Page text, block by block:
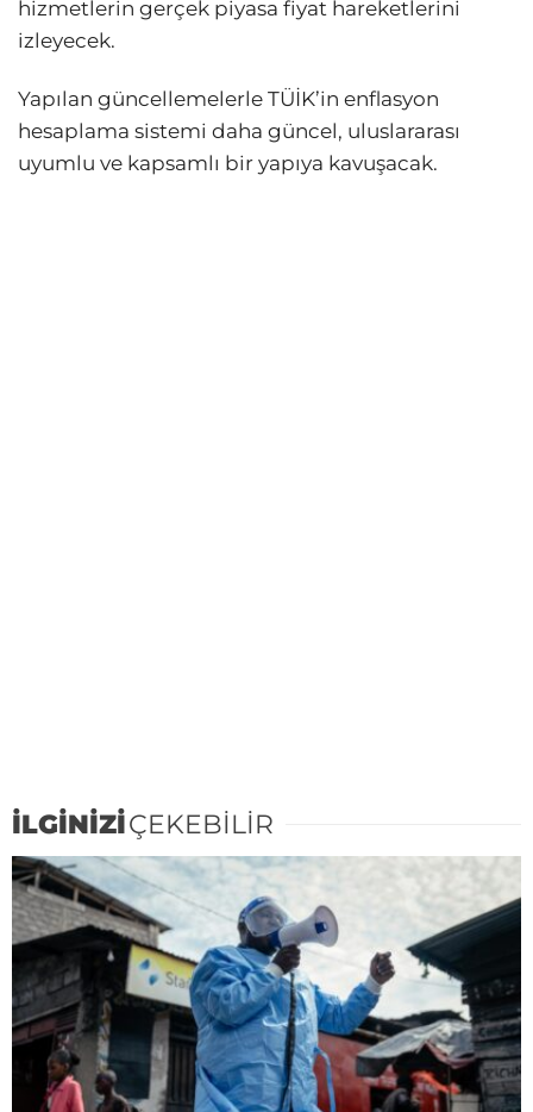
hizmetlerin gerçek piyasa fiyat hareketlerini
izleyecek.
Yapılan güncellemelerle TÜİK’in enflasyon
hesaplama sistemi daha güncel, uluslararası
uyumlu ve kapsamlı bir yapıya kavuşacak.
İLGİNİZİÇEKEBİLİR